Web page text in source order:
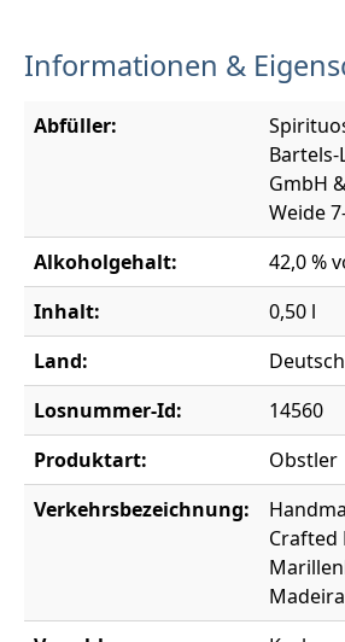
Informationen &
Abfüller:
Bartels-
GmbH
Weide
Alkoholgehalt:
42,0 %
Inhalt:
0,50 l
Land:
Losnummer-Id:
14560
Produktart:
Obstler
Verkehrsbezeichnung:
Crafted